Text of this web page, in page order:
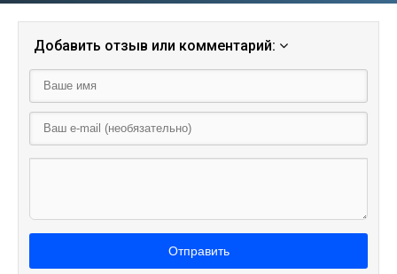
Добавить отзыв или комментарий:
Отправить